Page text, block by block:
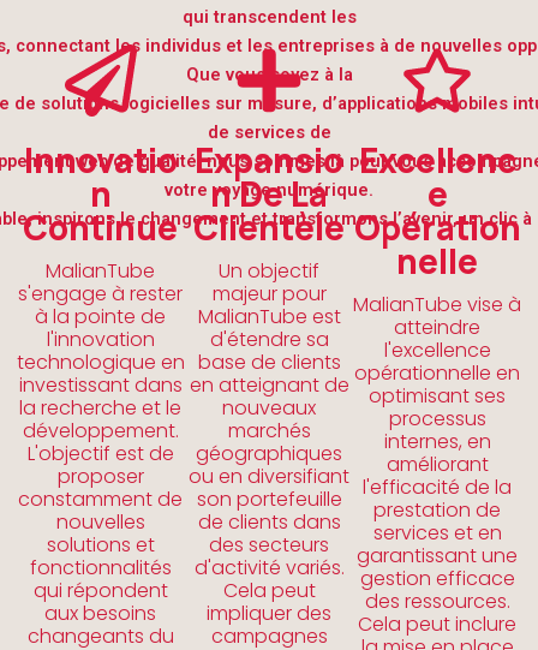
qui transcendent les
connectant les individus et les entreprises à de nouvelles
Que vous soyez à la
de solutions logicielles sur mesure, d’applications mobiles
de services de
web de qualité, nous sommes là pour vous
votre voyage numérique.
inspirons le changement et transformons l’avenir, un clic à
Innovatio
N
Continue
MalianTube
s'engage à rester
à la pointe de
l'innovation
technologique en
investissant dans
la recherche et le
développement.
L'objectif est de
proposer
constamment de
nouvelles
solutions et
fonctionnalités
qui répondent
aux besoins
changeants du
Expansio
N De La
Clientèle
Un objectif
majeur pour
MalianTube est
d'étendre sa
base de clients
en atteignant de
nouveaux
marchés
géographiques
ou en diversifiant
son portefeuille
de clients dans
des secteurs
d'activité variés.
Cela peut
impliquer des
campagnes
Excellenc
E
Opération
Nelle
MalianTube vise à
atteindre
l'excellence
opérationnelle en
optimisant ses
processus
internes, en
améliorant
l'efficacité de la
prestation de
services et en
garantissant une
gestion efficace
des ressources.
Cela peut inclure